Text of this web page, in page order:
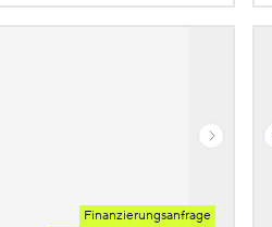
Finanzierungsanfrage